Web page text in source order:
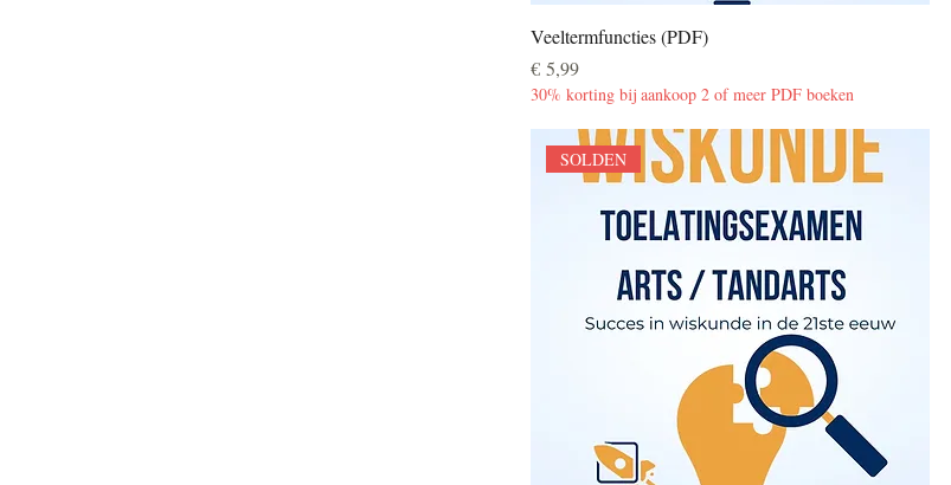
Veeltermfuncties (PDF)
Prijs
€ 5,99
30% korting bij aankoop 2 of meer PDF boeken
SOLDEN